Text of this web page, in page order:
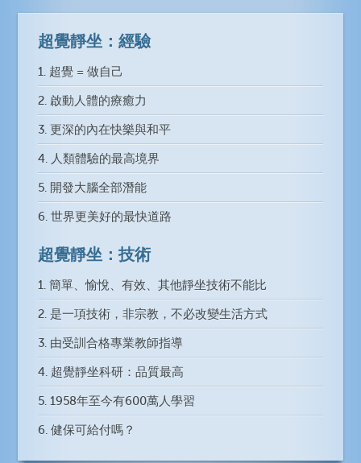
超覺靜坐：經驗
1. 超覺 = 做自己
2. 啟動人體的療癒力
3. 更深的內在快樂與和平
4. 人類體驗的最高境界
5. 開發大腦全部潛能
6. 世界更美好的最快道路
超覺靜坐：技術
1. 簡單、愉悅、有效、其他靜坐技術不能比
2. 是一項技術，非宗教，不必改變生活方式
3. 由受訓合格專業教師指導
4. 超覺靜坐科研：品質最高
5. 1958年至今有600萬人學習
6. 健保可給付嗎？